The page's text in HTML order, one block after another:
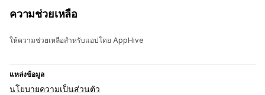
ความช่วยเหลือ
ให้ความช่วยเหลือสำหรับแอปโดย AppHive
แหล่งข้อมูล
นโยบายความเป็นส่วนตัว